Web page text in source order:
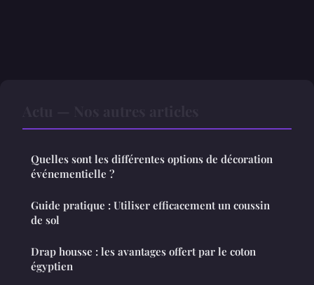
Quelles sont les différentes options de décoration
événementielle ?
Guide pratique : Utiliser efficacement un coussin
de sol
Drap housse : les avantages offert par le coton
égyptien